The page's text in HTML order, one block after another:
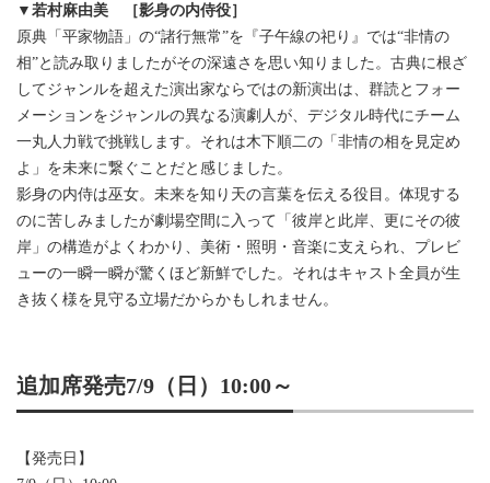
▼若村麻由美 ［影身の内侍役］
原典「平家物語」の“諸行無常”を『子午線の祀り』では“非情の
相”と読み取りましたがその深遠さを思い知りました。古典に根ざ
してジャンルを超えた演出家ならではの新演出は、群読とフォー
メーションをジャンルの異なる演劇人が、デジタル時代にチーム
一丸人力戦で挑戦します。それは木下順二の「非情の相を見定め
よ」を未来に繋ぐことだと感じました。
影身の内侍は巫女。未来を知り天の言葉を伝える役目。体現する
のに苦しみましたが劇場空間に入って「彼岸と此岸、更にその彼
岸」の構造がよくわかり、美術・照明・音楽に支えられ、プレビ
ューの一瞬一瞬が驚くほど新鮮でした。それはキャスト全員が生
き抜く様を見守る立場だからかもしれません。
追加席発売7/9（日）10:00～
【発売日】